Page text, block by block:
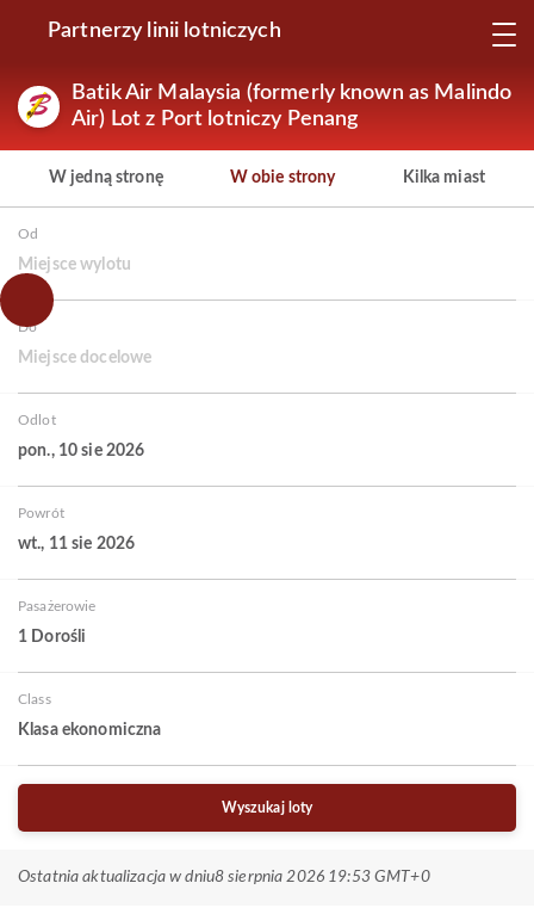
Partnerzy linii lotniczych
Batik Air Malaysia (formerly known as Malindo
Air) Lot z Port lotniczy Penang
W jedną stronę W obie strony Kilka miast
Od
Miejsce wylotu
Do
Miejsce docelowe
Odlot
pon., 10 sie 2026
Powrót
wt., 11 sie 2026
Pasażerowie
1 Dorośli
Class
Klasa ekonomiczna
Wyszukaj loty
Ostatnia aktualizacja w dniu8 sierpnia 2026 19:53 GMT+0